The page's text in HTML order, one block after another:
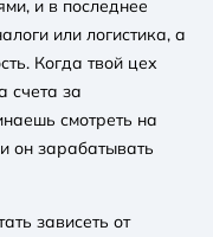
и в последнее
или логистика, а
Когда твой цех
счета за
смотреть на
он зарабатывать
зависеть от